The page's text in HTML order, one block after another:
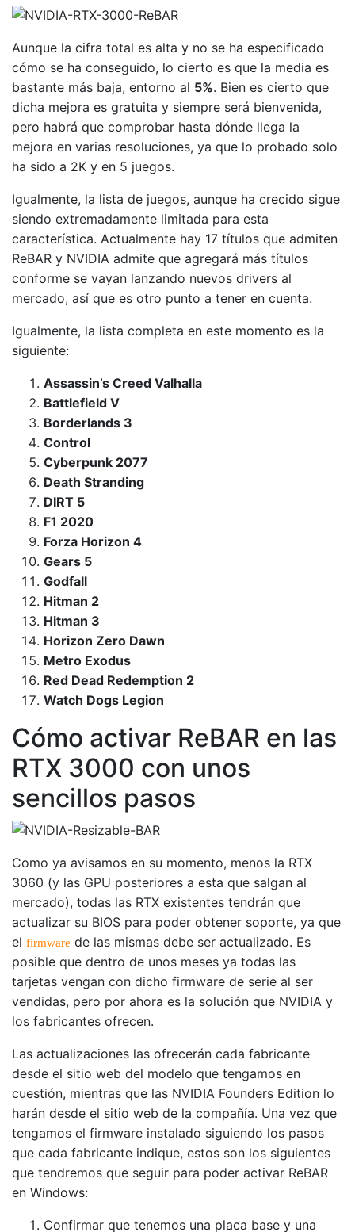
Aunque la cifra total es alta y no se ha especificado
cómo se ha conseguido, lo cierto es que la media es
bastante más baja, entorno al 5%. Bien es cierto que
dicha mejora es gratuita y siempre será bienvenida,
pero habrá que comprobar hasta dónde llega la
mejora en varias resoluciones, ya que lo probado solo
ha sido a 2K y en 5 juegos.
Igualmente, la lista de juegos, aunque ha crecido sigue
siendo extremadamente limitada para esta
característica. Actualmente hay 17 títulos que admiten
ReBAR y NVIDIA admite que agregará más títulos
conforme se vayan lanzando nuevos drivers al
mercado, así que es otro punto a tener en cuenta.
Igualmente, la lista completa en este momento es la
siguiente:
Assassin’s Creed Valhalla
Battlefield V
Borderlands 3
Control
Cyberpunk 2077
Death Stranding
DIRT 5
F1 2020
Forza Horizon 4
Gears 5
Godfall
Hitman 2
Hitman 3
Horizon Zero Dawn
Metro Exodus
Red Dead Redemption 2
Watch Dogs Legion
Cómo activar ReBAR en las
RTX 3000 con unos
sencillos pasos
Como ya avisamos en su momento, menos la RTX
3060 (y las GPU posteriores a esta que salgan al
mercado), todas las RTX existentes tendrán que
actualizar su BIOS para poder obtener soporte, ya que
el firmware de las mismas debe ser actualizado. Es
posible que dentro de unos meses ya todas las
tarjetas vengan con dicho firmware de serie al ser
vendidas, pero por ahora es la solución que NVIDIA y
los fabricantes ofrecen.
Las actualizaciones las ofrecerán cada fabricante
desde el sitio web del modelo que tengamos en
cuestión, mientras que las NVIDIA Founders Edition lo
harán desde el sitio web de la compañía. Una vez que
tengamos el firmware instalado siguiendo los pasos
que cada fabricante indique, estos son los siguientes
que tendremos que seguir para poder activar ReBAR
en Windows:
Confirmar que tenemos una placa base y una